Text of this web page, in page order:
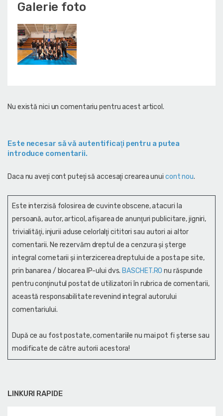
LINKURI RAPIDE
Galerie foto
Nu există nici un comentariu pentru acest articol.
Este necesar să vă autentificaţi pentru a putea
introduce comentarii.
Daca nu aveţi cont puteţi să accesaţi crearea unui cont nou.
Este interzisă folosirea de cuvinte obscene, atacuri la
persoană, autor, articol, afişarea de anunţuri publicitare, jigniri,
trivialităţi, injurii aduse celorlalţi cititori sau autori ai altor
comentarii. Ne rezervăm dreptul de a cenzura și şterge
integral cometarii și interzicerea dreptului de a posta pe site,
prin banarea / blocarea IP-ului dvs. BASCHET.RO nu răspunde
pentru conţinutul postat de utilizatori în rubrica de comentarii,
această responsabilitate revenind integral autorului
comentariului.
După ce au fost postate, comentariile nu mai pot fi șterse sau
modificate de către autorii acestora!